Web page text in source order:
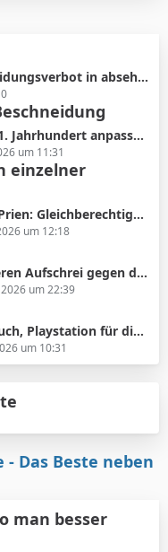
geben wird: Vermeidung von Schmerzensgeld.
anpassen"
um 11:31
einzelner
Zugeständnis ..sondern ein Verfassungsauftrag
um 12:18
die Vorhautbeschneidung gibt.
2026 um 22:39
für die werdenden Eltern
um 10:31
- Das Beste neben
man besser